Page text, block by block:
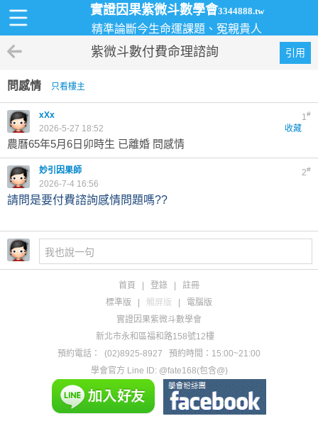
實證因果紫微斗數學會3344888.tw
精準論斷今生命運課題、冤親貴人
引用
紫微斗數付費命理諮詢
問感情 只看樓主
1#
xXx
收藏
2026-5-27 18:52
農曆65年5月6日卯時生 已離婚 問感情
2#
妙引因果師
2026-7-4 16:56
請問是要付費諮詢感情問題嗎??
首頁 登錄
註冊
標準版
觸屏版
電腦版
實證因果紫微斗數學會
新北市永和區福和路158號12樓
預約電話：
(02)8925-8927
預約時間：15:00~21:00
學會官方 Line ID: @fate168(包含@)